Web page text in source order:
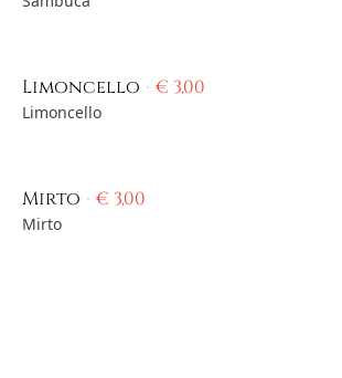
Limoncello € 3,00
Limoncello
Mirto € 3,00
Mirto